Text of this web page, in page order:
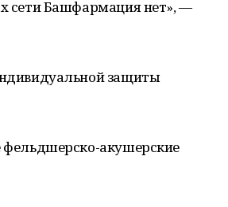
сети Башфармация нет», —
защиты
фельдшерско-акушерские